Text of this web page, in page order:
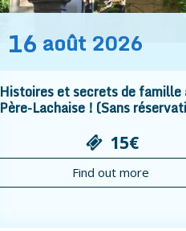
16 août 2026
Histoires et secrets de famille
Père-Lachaise ! (Sans
15€
Find out more